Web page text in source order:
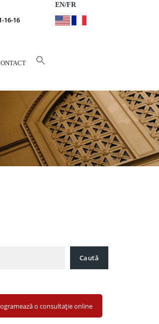
16-16
EN/FR
Caută
o consultație online